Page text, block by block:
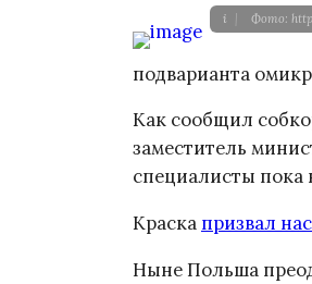
i | Фото:
подварианта
Как сообщил
заместитель
специалисты пока
Краска призвал
Ныне Польша